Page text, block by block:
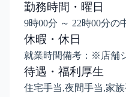
勤務時間・曜日
9時00分 ～ 22時00分の
休暇・休日
就業時間備考：※店舗
待遇・福利厚生
住宅手当,夜間手当,家